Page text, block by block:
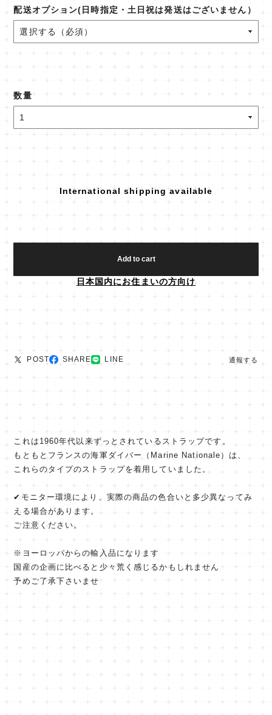
配送オプション(日時指定・土日祝は発送はございません）
数量
International shipping available
Add to cart
日本国内にお住まいの方向け
POST SHARE LINE 通報する
これは1960年代以来ずっとされているストラップです。
もともとフランスの海軍ダイバー（Marine Nationale）は、
これらのタイプのストラップを着用していました。
✔︎モニター環境により、実際の商品の色合いと多少異なってみ
える場合があります。
ご注意ください。
※ヨーロッパからの輸入品になります
国産の企画に比べると少々荒く感じるかもしれません
予めご了承下さいませ